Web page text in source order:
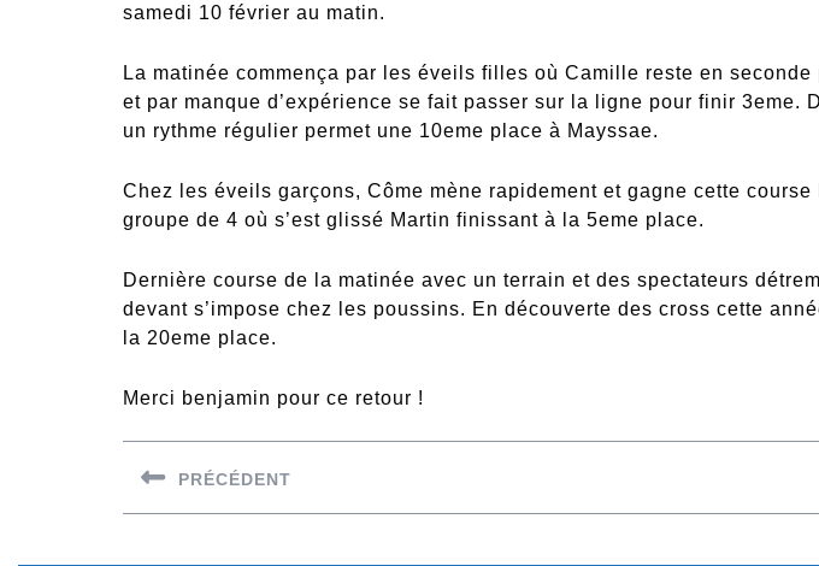
samedi 10 février au matin.
La matinée commença par les éveils filles où Camille reste en
et par manque d’expérience se fait passer sur la ligne pour finir 3eme.
un rythme régulier permet une 10eme place à Mayssae.
Chez les éveils garçons, Côme mène rapidement et gagne cette
groupe de 4 où s’est glissé Martin finissant à la 5eme place.
Dernière course de la matinée avec un terrain et des spectateurs
devant s’impose chez les poussins. En découverte des cross cette
la 20eme place.
Merci benjamin pour ce retour !
Navigation
PRÉCÉDENT